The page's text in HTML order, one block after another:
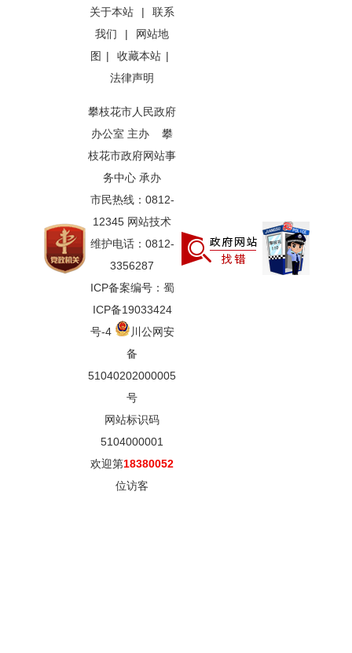
关于本站 |
联系
我们
|
网站地
图 | 收藏本站 |
法律声明
攀枝花市人民政府
办公室 主办 攀
枝花市政府网站事
务中心 承办
市民热线：0812-
12345 网站技术
维护电话：0812-
3356287
ICP备案编号：蜀
ICP备19033424
号-4
川公网安
备
51040202000005
号
网站标识码
5104000001
欢迎第18380052
位访客